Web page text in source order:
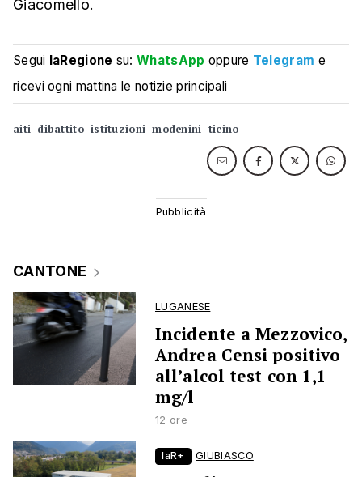
Giacomello.
Segui laRegione su:WhatsApp oppure Telegram e
ricevi ogni mattina le notizie principali
aiti dibattito istituzioni modenini ticino
CANTONE
LUGANESE
Incidente a Mezzovico,
Andrea Censi positivo
all’alcol test con 1,1
mg/l
12 ore
laR+ GIUBIASCO